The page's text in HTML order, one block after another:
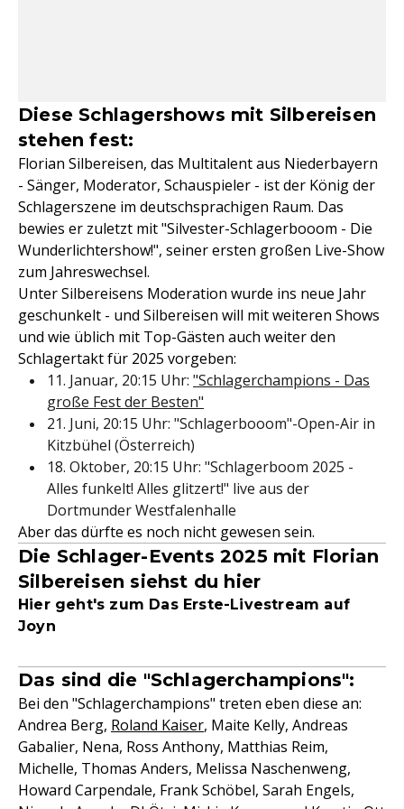
Diese Schlagershows mit Silbereisen
stehen fest:
Florian Silbereisen, das Multitalent aus Niederbayern
- Sänger, Moderator, Schauspieler - ist der König der
Schlagerszene im deutschsprachigen Raum. Das
bewies er zuletzt mit "Silvester-Schlagerbooom - Die
Wunderlichtershow!", seiner ersten großen Live-Show
zum Jahreswechsel.
Unter Silbereisens Moderation wurde ins neue Jahr
geschunkelt - und Silbereisen will mit weiteren Shows
und wie üblich mit Top-Gästen auch weiter den
Schlagertakt für 2025 vorgeben:
11. Januar, 20:15 Uhr: "Schlagerchampions - Das
große Fest der Besten"
21. Juni, 20:15 Uhr: "Schlagerbooom"-Open-Air in
Kitzbühel (Österreich)
18. Oktober, 20:15 Uhr: "Schlagerboom 2025 -
Alles funkelt! Alles glitzert!" live aus der
Dortmunder Westfalenhalle
Aber das dürfte es noch nicht gewesen sein.
Die Schlager-Events 2025 mit Florian
Silbereisen siehst du hier
Hier geht's zum Das Erste-Livestream auf
Joyn
Das sind die "Schlagerchampions":
Bei den "Schlagerchampions" treten eben diese an:
Andrea Berg, Roland Kaiser, Maite Kelly, Andreas
Gabalier, Nena, Ross Anthony, Matthias Reim,
Michelle, Thomas Anders, Melissa Naschenweng,
Howard Carpendale, Frank Schöbel, Sarah Engels,